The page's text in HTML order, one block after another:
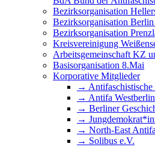
Bezirksorganisation
Bezirksorganisation
Bezirksorganisation
Kreisvereinigung
Arbeitsgemeinschaft KZ
Basisorganisation 8.Mai
Korporative Mitglieder
→
→ Antifa
→ Berliner
→
→ North-East
→ Solibus e.V.